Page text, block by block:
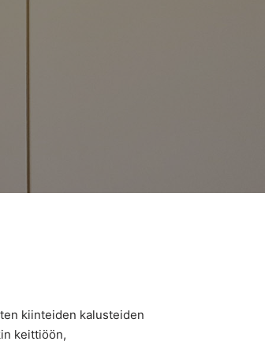
kiinteiden kalusteiden
keittiöön,